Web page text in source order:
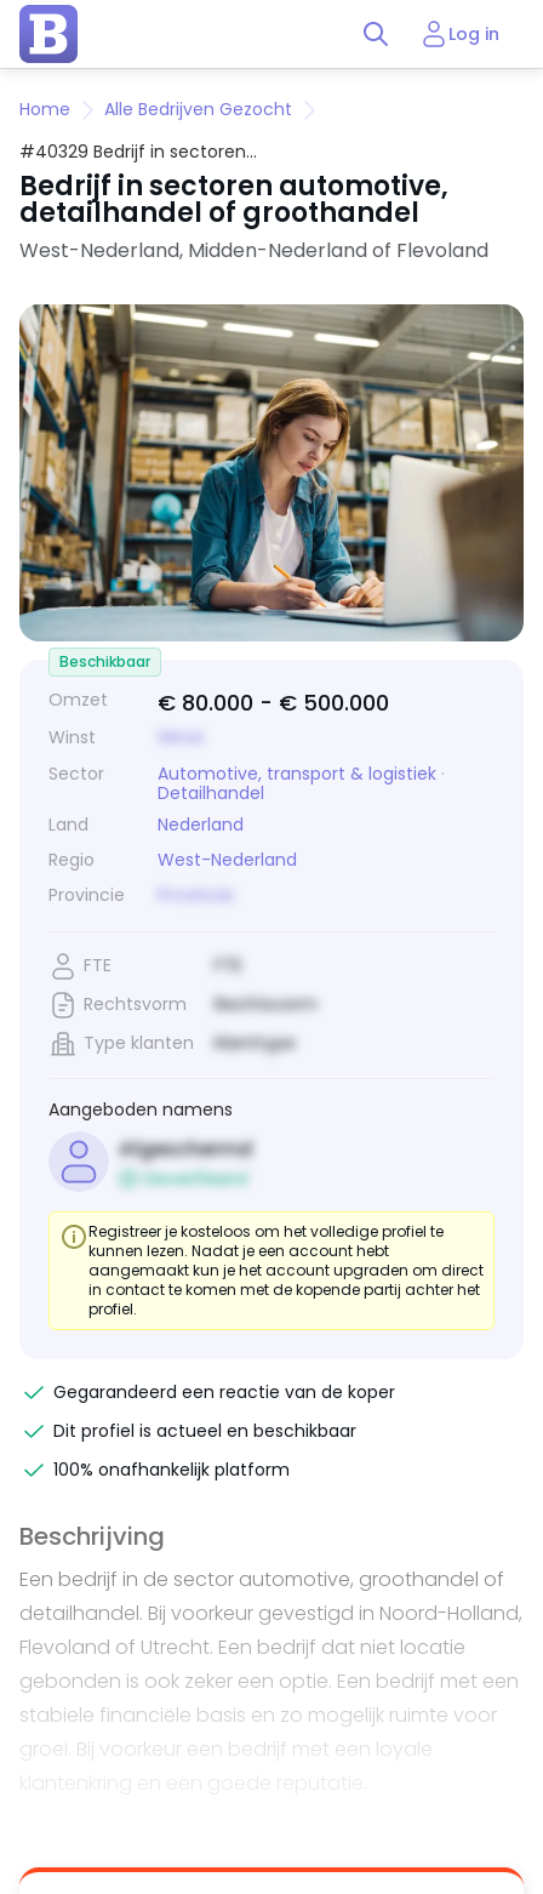
Log in
Home
Alle Bedrijven Gezocht
#40329 Bedrijf in sectoren
automotive, detailhandel of
groothandel
Bedrijf in sectoren automotive,
detailhandel of groothandel
West-Nederland, Midden-Nederland of Flevoland
Omzet € 80.000 - € 500.000
Winst
Sector
Automotive, transport & logistiek ·
Detailhandel
Land
Nederland
Regio
West-Nederland
Provincie
Provincie
Beschikbaar
FTE
FTE
Rechtsvorm
Rechtsvorm
Type klanten
Klanttype
Aangeboden namens
Afgeschermd
Geverifieerd
Registreer je kosteloos om het volledige profiel te
kunnen lezen. Nadat je een account hebt
aangemaakt kun je het account upgraden om direct
in contact te komen met de kopende partij achter het
profiel.
Gegarandeerd een reactie van de koper
Dit profiel is actueel en beschikbaar
100% onafhankelijk platform
Beschrijving
Een bedrijf in de sector automotive, groothandel of
detailhandel. Bij voorkeur gevestigd in Noord-Holland,
Flevoland of Utrecht. Een bedrijf dat niet locatie
gebonden is ook zeker een optie. Een bedrijf met een
stabiele financiële basis en zo mogelijk ruimte voor
groei. Bij voorkeur een bedrijf met een loyale